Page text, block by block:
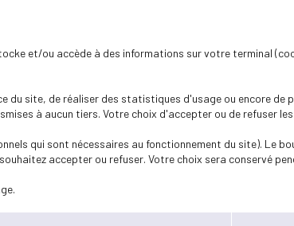
et/ou accède à des informations sur votre terminal
du site, de réaliser des statistiques d'usage ou encore
à aucun tiers. Votre choix d'accepter ou de refuser
qui sont nécessaires au fonctionnement du site). Le
accepter ou refuser. Votre choix sera conservé